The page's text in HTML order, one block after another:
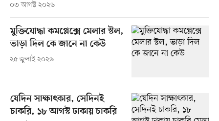
০৩ আগস্ট ২০২৬
মুক্তিযোদ্ধা কমপ্লেক্সে মেলার স্টল,
ভাড়া দিল কে জানে না কেউ
২৫ জুলাই ২০২৬
যেদিন সাক্ষাৎকার, সেদিনই
চাকরি, ১৮ আগস্ট ঢাকায় চাকরি